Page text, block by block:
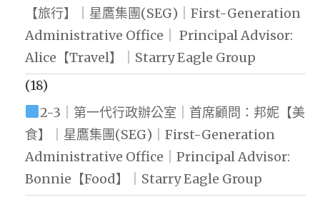
【旅行】｜星鷹集團(SEG)｜First-Generation
Administrative Office｜ Principal Advisor:
Alice【Travel】｜Starry Eagle Group
(18)
2-3｜第一代行政辦公室｜首席顧問：邦妮【美
食】｜星鷹集團(SEG)｜First-Generation
Administrative Office｜Principal Advisor:
Bonnie【Food】｜Starry Eagle Group